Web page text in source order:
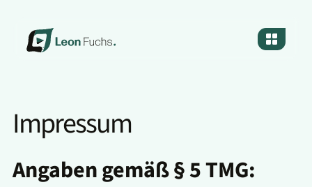
Impressum
Angaben gemäß § 5 TMG: